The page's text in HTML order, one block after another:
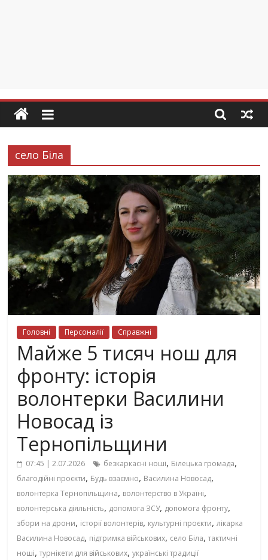
село Біла
Головні Персоналії Справжні
Майже 5 тисяч нош для
фронту: історія
волонтерки Василини
Новосад із
Тернопільщини
07:45 | 2.07.2026 безкаркасні ноші, Білецька громада,
благодійні проєкти, Будь взаємно, Василина Новосад,
волонтерка Тернопільщина, волонтерство в Україні,
волонтерська діяльність, допомога ЗСУ, допомога фронту,
збори на дрони, історії волонтерів, культурні проєкти,лікарка
Василина Новосад, підтримка військових, село Біла,тактичні
ноші,турнікети для військових,українські традиції